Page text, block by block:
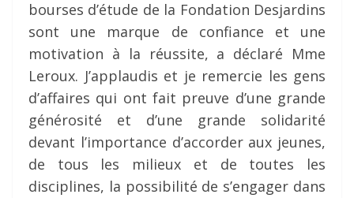
bourses d’étude de la Fondation Desjardins
sont une marque de confiance et une
motivation à la réussite, a déclaré Mme
Leroux. J’applaudis et je remercie les gens
d’affaires qui ont fait preuve d’une grande
générosité et d’une grande solidarité
devant l’importance d’accorder aux jeunes,
de tous les milieux et de toutes les
disciplines, la possibilité de s’engager dans